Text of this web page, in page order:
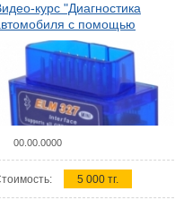
курс "Диагностика
с помощью
сканера ELM 327"
00.00.0000
5 000 тг.